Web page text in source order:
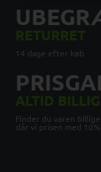
RETURRET
14 dage efter køb
ALTID
Finder du varen
slår vi prisen med 10%